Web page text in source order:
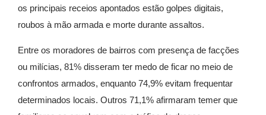
os principais receios apontados estão golpes digitais,
roubos à mão armada e morte durante assaltos.
Entre os moradores de bairros com presença de facções
ou milícias, 81% disseram ter medo de ficar no meio de
confrontos armados, enquanto 74,9% evitam frequentar
determinados locais. Outros 71,1% afirmaram temer que